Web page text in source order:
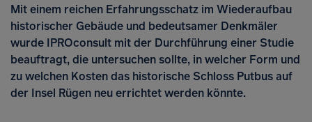
Mit einem reichen Erfahrungsschatz im Wiederaufbau
historischer Gebäude und bedeutsamer Denkmäler
wurde IPROconsult mit der Durchführung einer Studie
beauftragt, die untersuchen sollte, in welcher Form und
zu welchen Kosten das historische Schloss Putbus auf
der Insel Rügen neu errichtet werden könnte.